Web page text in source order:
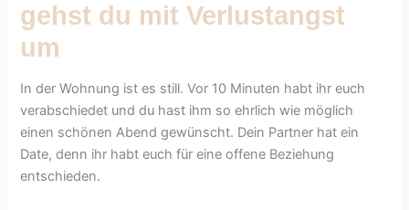
gehst du mit Verlustangst
um
In der Wohnung ist es still. Vor 10 Minuten habt ihr euch
verabschiedet und du hast ihm so ehrlich wie möglich
einen schönen Abend gewünscht. Dein Partner hat ein
Date, denn ihr habt euch für eine offene Beziehung
entschieden.